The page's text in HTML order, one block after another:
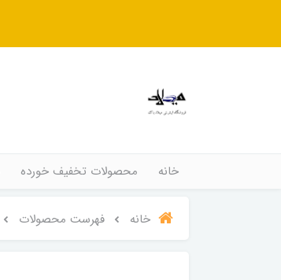
خانه محصولات تخفیف خورده
خانه فهرست محصولات